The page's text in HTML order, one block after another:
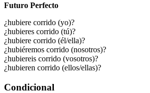
Futuro Perfecto
¿hubiere corrido (yo)?
¿hubieres corrido (tú)?
¿hubiere corrido (él/ella)?
¿hubiéremos corrido (nosotros)?
¿hubiereis corrido (vosotros)?
¿hubieren corrido (ellos/ellas)?
Condicional